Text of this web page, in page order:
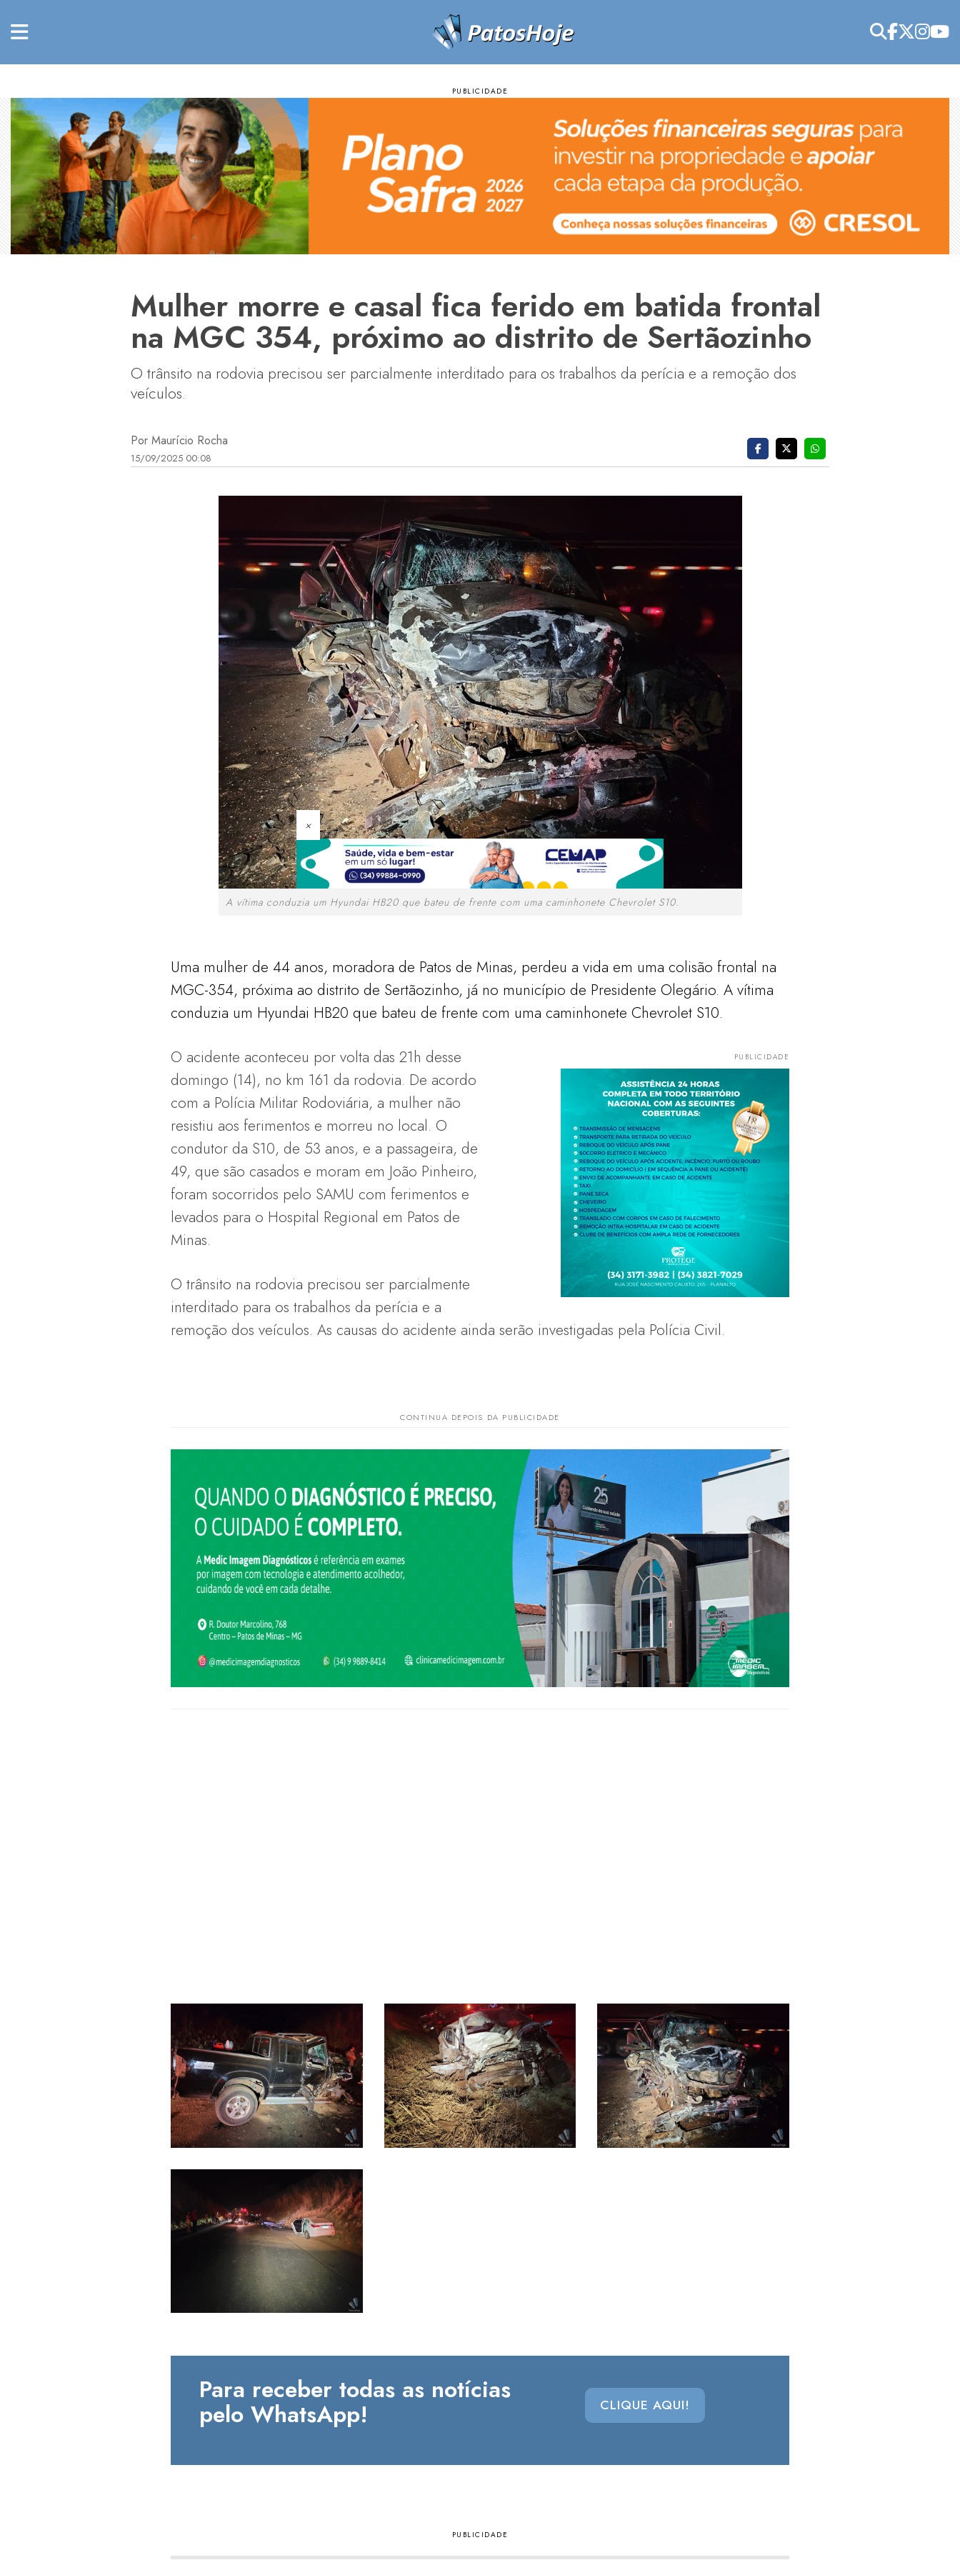
Mulher morre e casal fica ferido em batida frontal
na MGC 354, próximo ao distrito de Sertãozinho
O trânsito na rodovia precisou ser parcialmente interditado para os trabalhos da perícia e a remoção dos
veículos.
Por Maurício Rocha
15/09/2025 00:08
×
A vítima conduzia um Hyundai HB20 que bateu de frente com uma caminhonete Chevrolet S10.
Uma mulher de 44 anos, moradora de Patos de Minas, perdeu a vida em uma colisão frontal na
MGC-354, próxima ao distrito de Sertãozinho, já no município de Presidente Olegário. A vítima
conduzia um Hyundai HB20 que bateu de frente com uma caminhonete Chevrolet S10.
O acidente aconteceu por volta das 21h desse
domingo (14), no km 161 da rodovia. De acordo
com a Polícia Militar Rodoviária, a mulher não
resistiu aos ferimentos e morreu no local. O
condutor da S10, de 53 anos, e a passageira, de
49, que são casados e moram em João Pinheiro,
foram socorridos pelo SAMU com ferimentos e
levados para o Hospital Regional em Patos de
Minas.
O trânsito na rodovia precisou ser parcialmente
interditado para os trabalhos da perícia e a
remoção dos veículos. As causas do acidente ainda serão investigadas pela Polícia Civil.
Para receber todas as notícias
pelo WhatsApp! CLIQUE AQUI!